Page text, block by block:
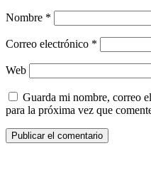
Nombre *
Correo electrónico *
Web
Guarda mi nombre, correo
para la próxima vez que